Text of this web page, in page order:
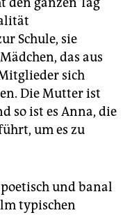
Schule, sie
das aus
sich
Die Mutter ist
so ist es Anna, die
um es zu
poetisch und banal
typischen